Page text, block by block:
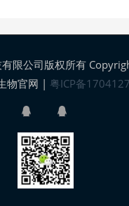
限公司版权所有
物官网 | 粤ICP备